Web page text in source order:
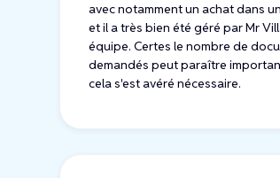
avec notamment un achat dans
et il a très bien été géré par Mr
équipe. Certes le nombre de
demandés peut paraître
cela s'est avéré nécessaire.